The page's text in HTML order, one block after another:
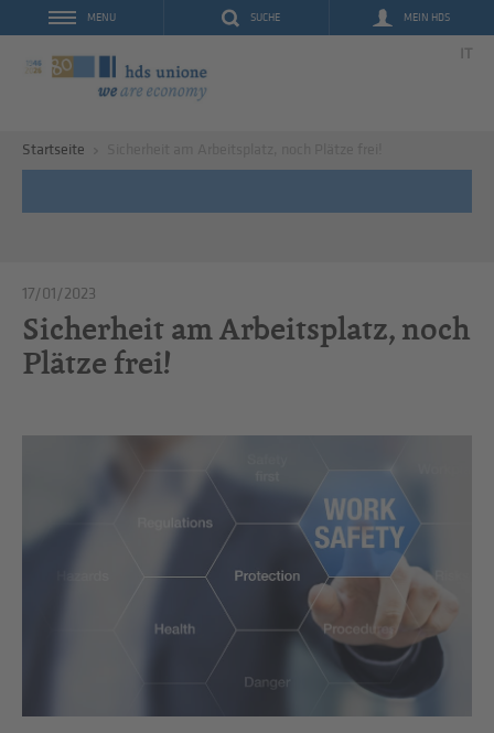
SUCHE MEIN HDS
MENU
IT
Startseite
17/01/2023
Sicherheit am Arbeitsplatz, noch
Plätze frei!